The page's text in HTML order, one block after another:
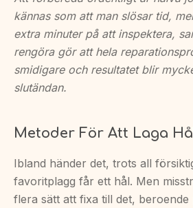
kännas som att man slösar tid,
extra minuter på att inspektera,
rengöra gör att hela
smidigare och resultatet blir
slutändan.
Metoder För Att Laga
Ibland händer det, trots all
favoritplagg får ett hål. Men
flera sätt att fixa till det,